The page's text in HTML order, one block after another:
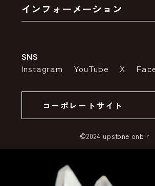
アウトレットセール
お支払いについて
インフォーメーション
特定商取引法の表示
SSLサーバー証明書とは
SNS
Instagram YouTube X
コーポレートサイト
©2024 upstone onbir